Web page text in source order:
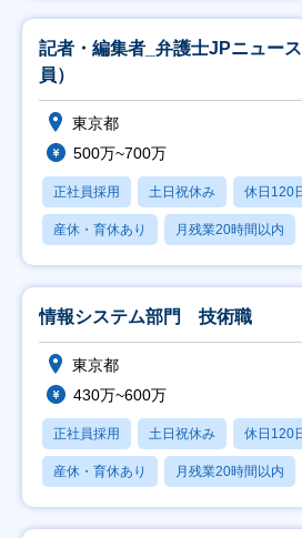
記者・編集者_弁護士JPニュー
員）
東京都
500万~700万
正社員採用 土日祝休み 休日120
産休・育休あり 月残業20時間以内
情報システム部門 技術職
東京都
430万~600万
正社員採用 土日祝休み 休日120
産休・育休あり 月残業20時間以内